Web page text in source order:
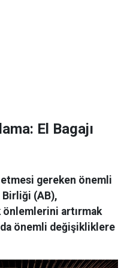
El Bagajı
gereken önemli
Birliği (AB),
önlemlerini artırmak
önemli değişikliklere